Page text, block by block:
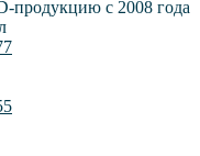
продукцию с 2008 года